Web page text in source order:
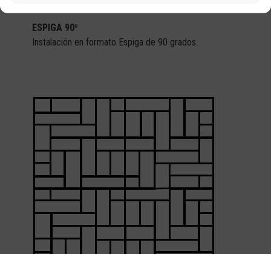
ESPIGA 90º
Instalación en formato Espiga de 90 grados.